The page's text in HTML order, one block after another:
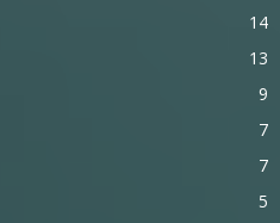
14
13
9
7
7
5